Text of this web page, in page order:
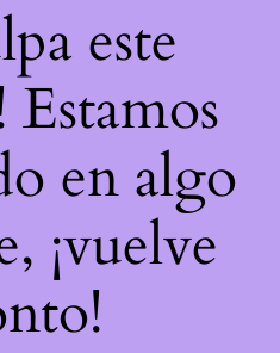
este
Estamos
en algo
¡vuelve